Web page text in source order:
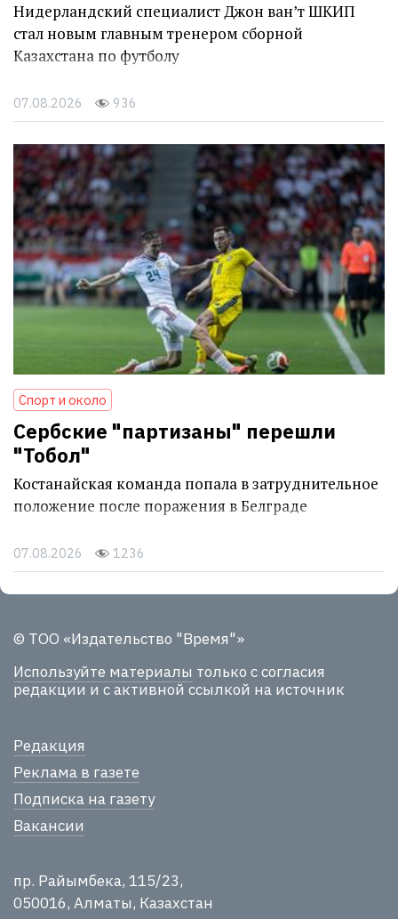
Нидерландский специалист Джон ван’т ШКИП
стал новым главным тренером сборной
Казахстана по футболу
07.08.2026 936
Спорт и около
Сербские "партизаны" перешли
"Тобол"
Костанайская команда попала в затруднительное
положение после поражения в Белграде
07.08.2026 1236
© ТОО «Издательство "Время"»
Используйте материалы только с согласия
редакции и с активной ссылкой на источник
Редакция
Реклама в газете
Подписка на газету
Вакансии
пр. Райымбека, 115/23,
050016, Алматы, Казахстан